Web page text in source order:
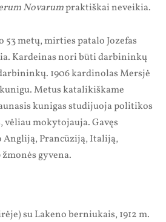
Novarumpraktiškai neveikia.
53 metų, mirties patalo Jozefas
Kardeinas nori būti darbininkų
1906 kardinolas Mersjė
Metus katalikiškame
kunigas studijuoja politikos
mokytojauja. Gavęs
Prancūziją, Italiją,
gyvena.
su Lakeno berniukais, 1912 m.